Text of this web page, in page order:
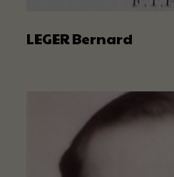
LEGER Bernard